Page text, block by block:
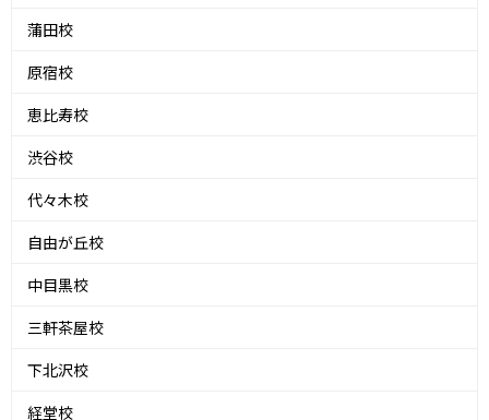
蒲田校
原宿校
恵比寿校
渋谷校
代々木校
自由が丘校
中目黒校
三軒茶屋校
下北沢校
経堂校